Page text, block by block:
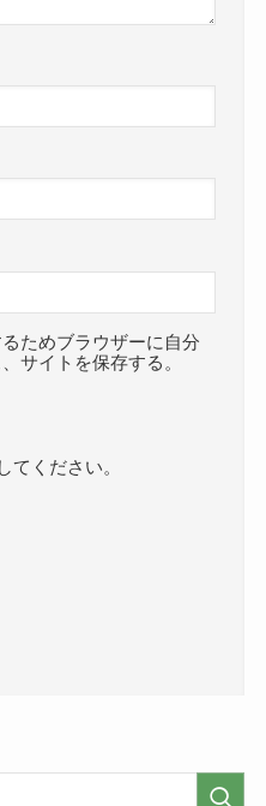
ためブラウザーに自分
サイトを保存する。
てください。